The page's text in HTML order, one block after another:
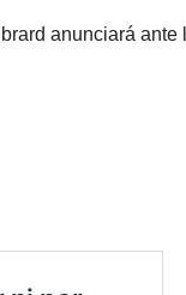
anunciará